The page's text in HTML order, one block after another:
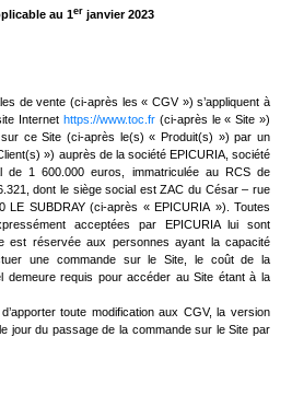
au 1erjanvier 2023
de vente (ci-après les « CGV ») s’appliquent à
Internet https://www.toc.fr(ci-après le « Site »)
ce Site (ci-après le(s) « Produit(s) ») par un
») auprès de la société EPICURIA, société
de 1 600.000 euros, immatriculée au RCS de
dont le siège social est ZAC du César – rue
LE SUBDRAY (ci-après « EPICURIA »). Toutes
acceptées par EPICURIA lui sont
est réservée aux personnes ayant la capacité
une commande sur le Site, le coût de la
demeure requis pour accéder au Site étant à la
toute modification aux CGV, la version
jour du passage de la commande sur le Site par